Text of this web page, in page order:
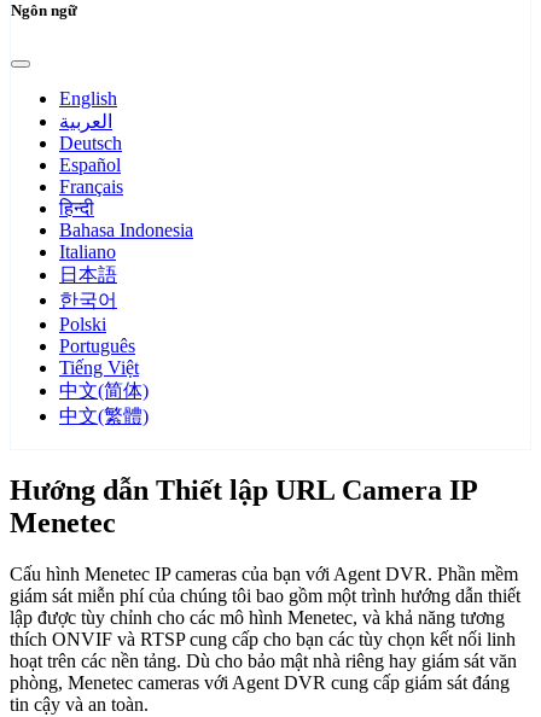
Ngôn ngữ
English
العربية
Deutsch
Español
Français
हिन्दी
Bahasa Indonesia
Italiano
日本語
한국어
Polski
Português
Tiếng Việt
中文(简体)
中文(繁體)
Hướng dẫn Thiết lập URL Camera IP
Menetec
Cấu hình Menetec IP cameras của bạn với Agent DVR. Phần mềm
giám sát miễn phí của chúng tôi bao gồm một trình hướng dẫn thiết
lập được tùy chỉnh cho các mô hình Menetec, và khả năng tương
thích ONVIF và RTSP cung cấp cho bạn các tùy chọn kết nối linh
hoạt trên các nền tảng. Dù cho bảo mật nhà riêng hay giám sát văn
phòng, Menetec cameras với Agent DVR cung cấp giám sát đáng
tin cậy và an toàn.